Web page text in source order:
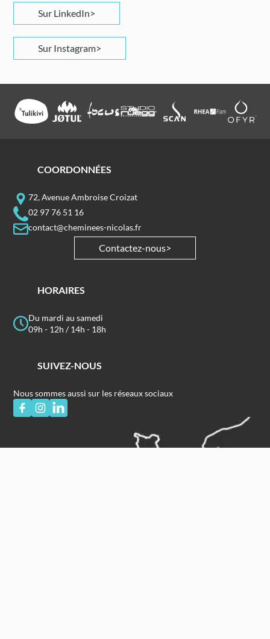
Sur LinkedIn
Sur Instagram
COORDONNÉES
72, Avenue Ambroise Croizat
02 97 76 51 16
contact@cheminees-nicolas.fr
Contactez-nous
HORAIRES
Du mardi au samedi
09h - 12h / 14h - 18h
SUIVEZ-NOUS
Nous sommes aussi sur les réseaux sociaux